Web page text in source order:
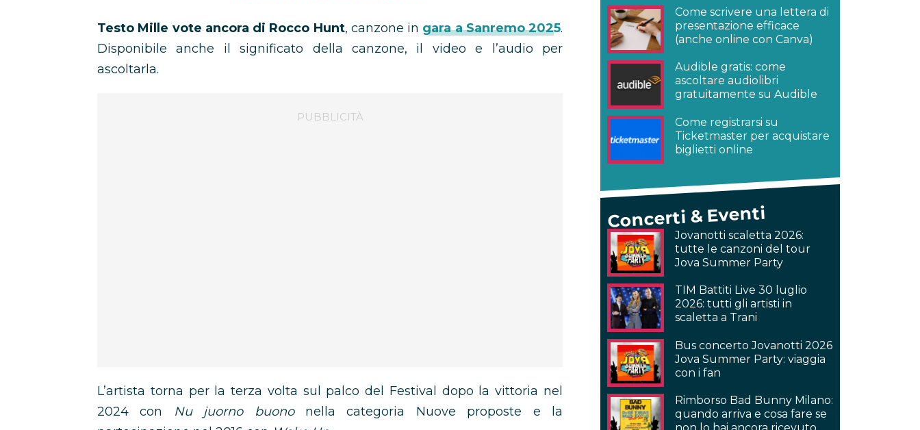
Testo Mille vote ancora di Rocco Hunt, canzone in gara a Sanremo 2025.
Disponibile anche il significato della canzone, il video e l’audio per
ascoltarla.
L’artista torna per la terza volta sul palco del Festival dopo la vittoria nel
2024 con Nu juorno buononella categoria Nuove proposte e la
Come scrivere una lettera di
presentazione efficace
(anche online con Canva)
Audible gratis: come
ascoltare audiolibri
gratuitamente su Audible
Come registrarsi su
Ticketmaster per acquistare
biglietti online
Concerti & Eventi
Jovanotti scaletta 2026:
tutte le canzoni del tour
Jova Summer Party
TIM Battiti Live 30 luglio
2026: tutti gli artisti in
scaletta a Trani
Bus concerto Jovanotti 2026
Jova Summer Party: viaggia
con i fan
Rimborso Bad Bunny Milano:
quando arriva e cosa fare se